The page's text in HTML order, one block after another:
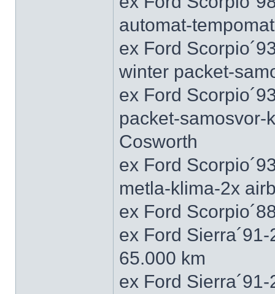
automat-
ex Ford
winter packet-
ex Ford
packet-samosvor-
Cosworth
ex Ford
metla-klima-2x
ex Ford
ex Ford
65.000 km
ex Ford